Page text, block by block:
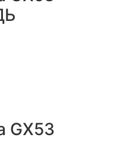
GX53